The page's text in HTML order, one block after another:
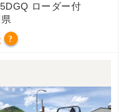
ローダー付
?